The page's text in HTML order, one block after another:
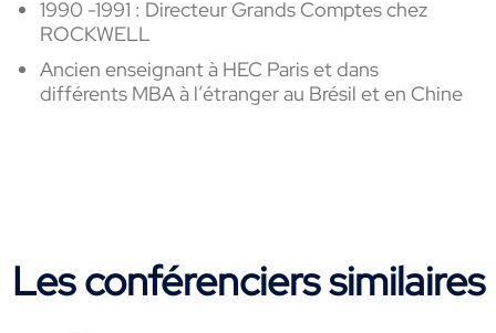
1990 -1991 : Directeur Grands Comptes chez
ROCKWELL
Ancien enseignant à HEC Paris et dans
différents MBA à l’étranger au Brésil et en Chine
Les conférenciers similaires